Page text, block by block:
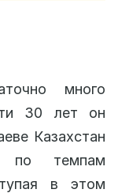
много
30 лет он
Казахстан
по темпам
в этом